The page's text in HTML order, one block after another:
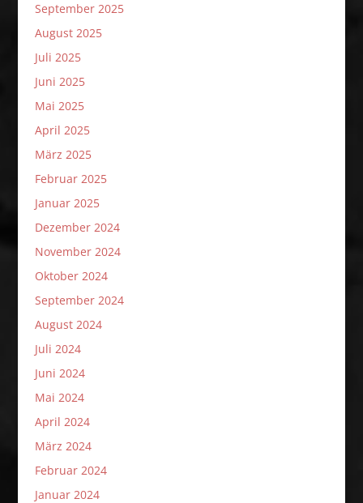
September 2025
August 2025
Juli 2025
Juni 2025
Mai 2025
April 2025
März 2025
Februar 2025
Januar 2025
Dezember 2024
November 2024
Oktober 2024
September 2024
August 2024
Juli 2024
Juni 2024
Mai 2024
April 2024
März 2024
Februar 2024
Januar 2024